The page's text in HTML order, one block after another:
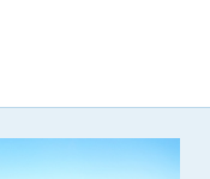
知的所有権を侵害す
シー等を侵害する行